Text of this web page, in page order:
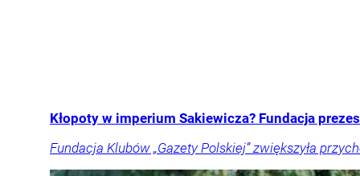
Kłopoty w imperium Sakiewicza? Fundacja
Fundacja Klubów „Gazety Polskiej” zwiększyła